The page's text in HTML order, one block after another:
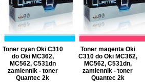
Toner cyan Oki C310
do Oki MC362,
MC562, C531dn
zamiennik - toner
Quantec 2k
Toner magenta Oki
C310 do Oki MC362,
MC562, C531dn,
zamiennik - toner
Quantec 2k